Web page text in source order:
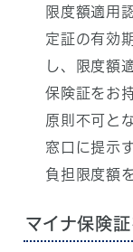
限度額適用
定証の有効
し、限度額
保険証をお
原則不可と
窓口に提示
負担限度額
マイナ保険